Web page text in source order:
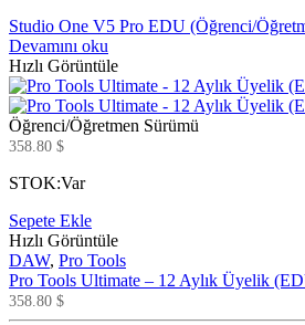
Studio One V5 Pro EDU (Öğrenci/
Devamını oku
Hızlı Görüntüle
Öğrenci/Öğretmen Sürümü
358.80 $
STOK:Var
Sepete Ekle
Hızlı Görüntüle
DAW, Pro Tools
Pro Tools Ultimate – 12 Aylık Üyelik
358.80 $